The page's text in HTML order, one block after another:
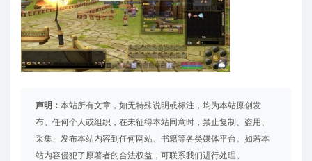
声明： 本站所有文章，如无特殊说明或标注，均为本站原创发
布。任何个人或组织，在未征得本站同意时，禁止复制、盗用、
采集、发布本站内容到任何网站、书籍等各类媒体平台。如若本
站内容侵犯了原著者的合法权益，可联系我们进行处理。